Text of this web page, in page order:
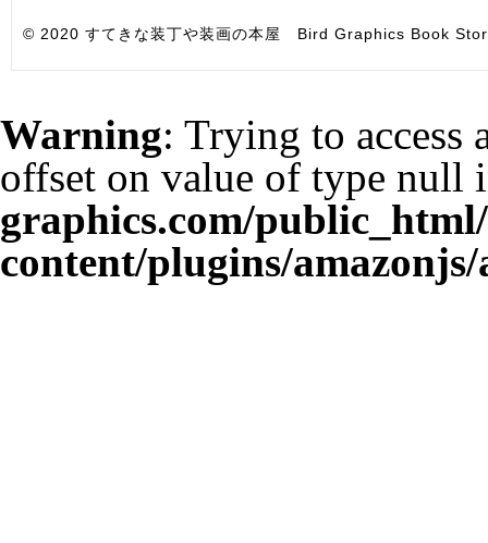
© 2020 すてきな装丁や装画の本屋 Bird Graphics Book
Warning: Trying to access
offset on value of type null
graphics.com/
content/plugins/